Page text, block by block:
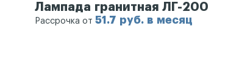
Лампада гранитная ЛГ-200
Рассрочка от 51.7 руб. в месяц